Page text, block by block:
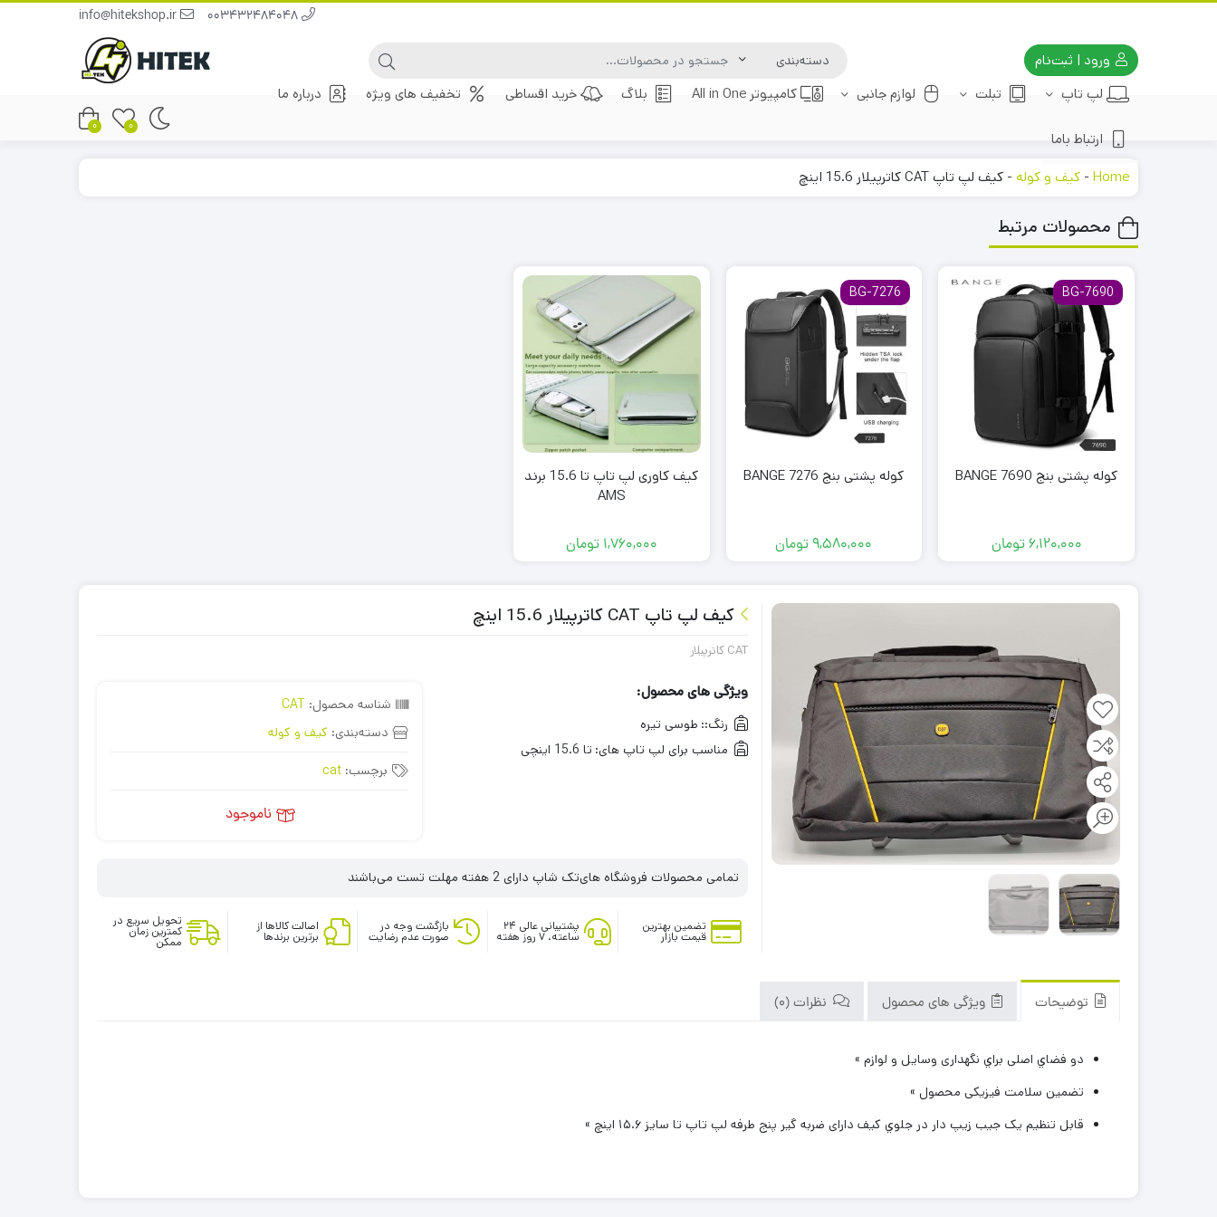
ورود | ثبت‌نام
لپ تاپ
تبلت لوازم جانبی کامپیوتر All in One بلاگ خرید اقساطی تخفیف های ویژه درباره ما
ارتباط باما
0
0
Home
- کیف و کوله - کیف لپ تاپ CAT کاترپیلار 15.6 اینچ
محصولات مرتبط
BG-7690
کوله پشتی بنج BANGE 7690
6,120,000تومان
BG-7276
کوله پشتی بنج BANGE 7276
9,580,000تومان
کیف کاوری لپ تاپ تا 15.6 برند
AMS
1,760,000 تومان
کیف لپ تاپ CAT کاترپیلار 15.6 اینچ
CAT کاترپیلار
ویژگی های محصول:
رنگ:: طوسی تیره
مناسب برای لپ تاپ های: تا 15.6 اینچی
شناسه محصول: CAT
دسته‌بندی: کیف و کوله
برچسب: cat
ناموجود
تمامی محصولات فروشگاه های‌تک شاپ دارای 2 هفته مهلت تست می‌باشند
تضمین بهترین
قیمت بازار
پشتیبانی عالی ۲۴
ساعته، ۷ روز هفته
بازگشت وجه در
صورت عدم رضایت
اصالت کالاها از
برترین برندها
تحویل سریع در
کمترین زمان
ممکن
توضیحات ویژگی های محصول نظرات (0)
دو فضاي اصلی براي نگهداری وسايل و لوازم »
تضمین سلامت فیزیکی محصول »
قابل تنظيم یک جيب زيپ دار در جلوي کيف دارای ضربه گير پنج طرفه لپ تاپ تا سايز ۱۵.۶ اينچ »